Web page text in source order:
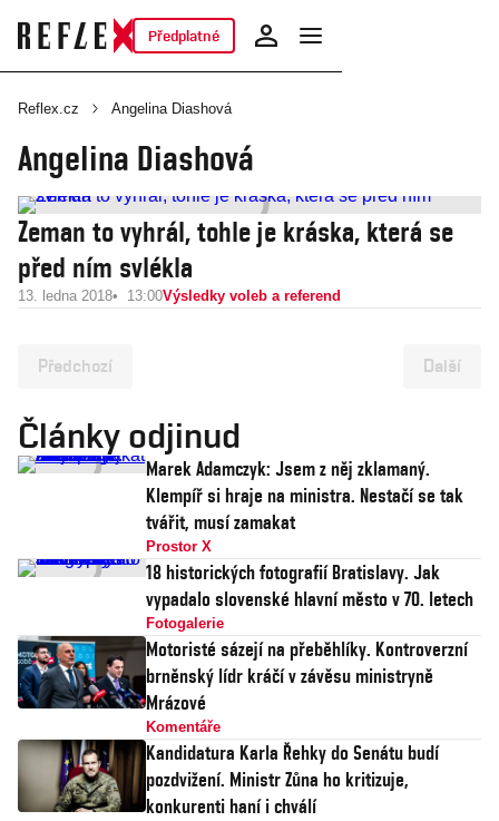
Předplatné
Reflex.cz Angelina Diashová
Angelina Diashová
Zeman to vyhrál, tohle je kráska, která se
před ním svlékla
13. ledna 2018 13:00Výsledky voleb a referend
Předchozí Další
Články odjinud
Marek Adamczyk: Jsem z něj zklamaný.
Klempíř si hraje na ministra. Nestačí se tak
tvářit, musí zamakat
Prostor X
18 historických fotografií Bratislavy. Jak
vypadalo slovenské hlavní město v 70. letech
Fotogalerie
Motoristé sázejí na přeběhlíky. Kontroverzní
brněnský lídr kráčí v závěsu ministryně
Mrázové
Komentáře
Kandidatura Karla Řehky do Senátu budí
pozdvižení. Ministr Zůna ho kritizuje,
konkurenti haní i chválí